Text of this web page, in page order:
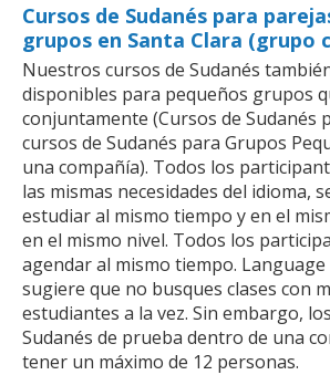
Cursos de Sudanés para
grupos en Santa Clara (grupo
Nuestros cursos de Sudanés
disponibles para pequeños grupos
conjuntamente (Cursos de Sudanés
cursos de Sudanés para Grupos
una compañía). Todos los
las mismas necesidades del idioma,
estudiar al mismo tiempo y en el
en el mismo nivel. Todos los
agendar al mismo tiempo.
sugiere que no busques clases con
estudiantes a la vez. Sin embargo,
Sudanés de prueba dentro de una
tener un máximo de 12 personas.